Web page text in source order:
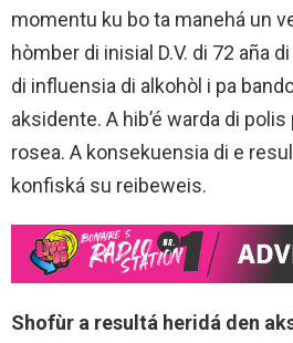
momentu ku bo ta manehá un
hòmber di inisial D.V. di 72 aña
di influensia di alkohòl i pa
aksidente. A hib’é warda di
rosea. A konsekuensia di e
konfiská su reibeweis.
Shofùr a resultá heridá den